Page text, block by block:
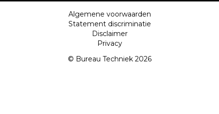
Algemene voorwaarden
Statement discriminatie
Disclaimer
Privacy
© Bureau Techniek 2026